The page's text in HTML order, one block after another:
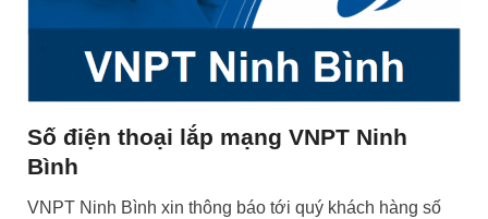
Số điện thoại lắp mạng VNPT Ninh
Bình
VNPT Ninh Bình xin thông báo tới quý khách hàng số